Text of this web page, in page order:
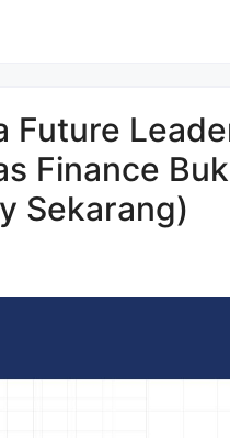
Future
Finance
Sekarang)